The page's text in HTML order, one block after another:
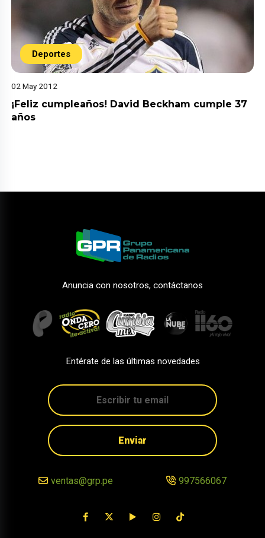
Deportes
02 May 2012
¡Feliz cumpleaños! David Beckham cumple 37
años
Anuncia con nosotros, contáctanos
Entérate de las últimas novedades
Enviar
ventas@grp.pe 997566067